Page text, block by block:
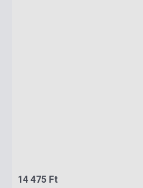
14 475 Ft